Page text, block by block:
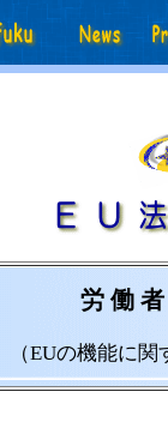
労 働
（EUの機能に関